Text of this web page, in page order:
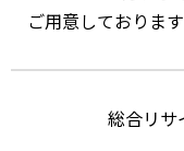
ご用意しておりま
総合リサ